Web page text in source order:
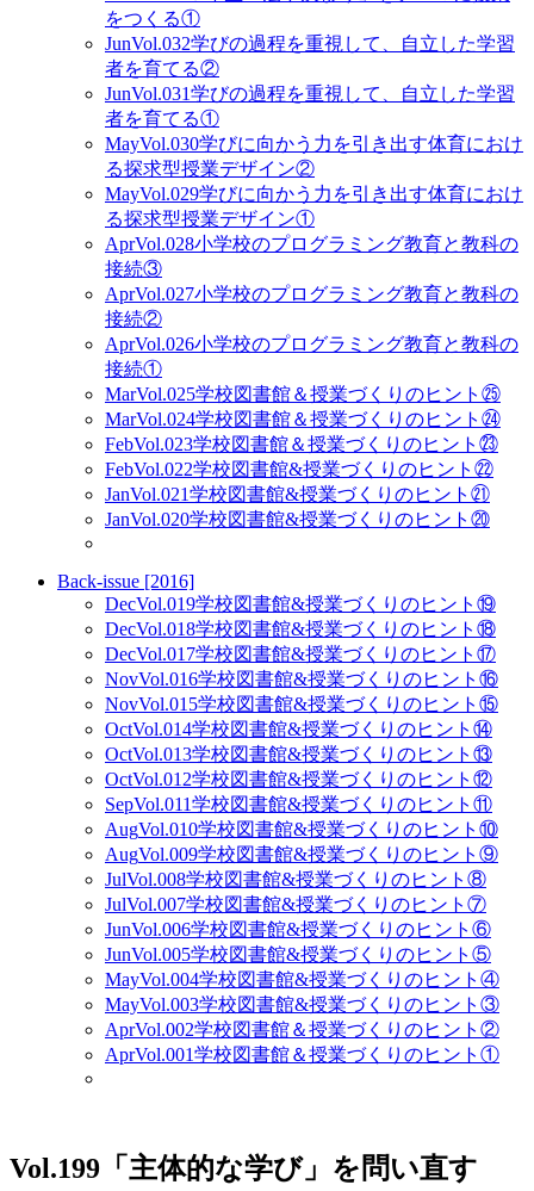
をつくる①
JunVol.032学びの過程を重視して、自立した学習
者を育てる②
JunVol.031学びの過程を重視して、自立した学習
者を育てる①
MayVol.030学びに向かう力を引き出す体育におけ
る探求型授業デザイン②
MayVol.029学びに向かう力を引き出す体育におけ
る探求型授業デザイン①
AprVol.028小学校のプログラミング教育と教科の
接続③
AprVol.027小学校のプログラミング教育と教科の
接続②
AprVol.026小学校のプログラミング教育と教科の
接続①
MarVol.025学校図書館＆授業づくりのヒント㉕
MarVol.024学校図書館＆授業づくりのヒント㉔
FebVol.023学校図書館＆授業づくりのヒント㉓
FebVol.022学校図書館&授業づくりのヒント㉒
JanVol.021学校図書館&授業づくりのヒント㉑
JanVol.020学校図書館&授業づくりのヒント⑳
Back-issue [2016]
DecVol.019学校図書館&授業づくりのヒント⑲
DecVol.018学校図書館&授業づくりのヒント⑱
DecVol.017学校図書館&授業づくりのヒント⑰
NovVol.016学校図書館&授業づくりのヒント⑯
NovVol.015学校図書館&授業づくりのヒント⑮
OctVol.014学校図書館&授業づくりのヒント⑭
OctVol.013学校図書館&授業づくりのヒント⑬
OctVol.012学校図書館&授業づくりのヒント⑫
SepVol.011学校図書館&授業づくりのヒント⑪
AugVol.010学校図書館&授業づくりのヒント⑩
AugVol.009学校図書館&授業づくりのヒント⑨
JulVol.008学校図書館&授業づくりのヒント⑧
JulVol.007学校図書館&授業づくりのヒント⑦
JunVol.006学校図書館&授業づくりのヒント⑥
JunVol.005学校図書館&授業づくりのヒント⑤
MayVol.004学校図書館&授業づくりのヒント④
MayVol.003学校図書館&授業づくりのヒント③
AprVol.002学校図書館＆授業づくりのヒント②
AprVol.001学校図書館＆授業づくりのヒント①
Vol.199 「主体的な学び」を問い直す